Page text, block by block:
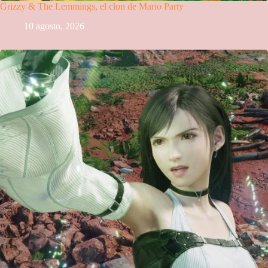
Grizzy & The Lemmings, el clon de Mario Party
10 agosto, 2026